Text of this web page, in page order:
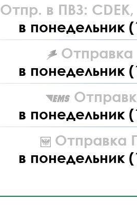
Отпр. в ПВЗ: CDEK,
в понедельник
Отправка
в понедельник
в понедельник
Отправка
в понедельник